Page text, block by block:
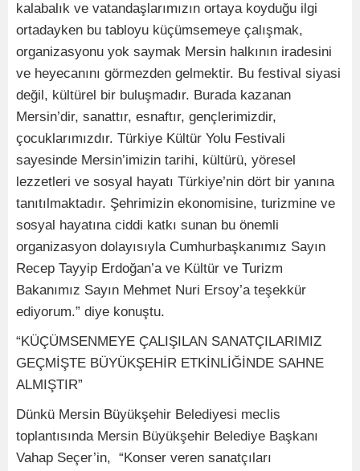
kalabalık ve vatandaşlarımızın ortaya koyduğu ilgi
ortadayken bu tabloyu küçümsemeye çalışmak,
organizasyonu yok saymak Mersin halkının iradesini
ve heyecanını görmezden gelmektir. Bu festival siyasi
değil, kültürel bir buluşmadır. Burada kazanan
Mersin’dir, sanattır, esnaftır, gençlerimizdir,
çocuklarımızdır. Türkiye Kültür Yolu Festivali
sayesinde Mersin’imizin tarihi, kültürü, yöresel
lezzetleri ve sosyal hayatı Türkiye’nin dört bir yanına
tanıtılmaktadır. Şehrimizin ekonomisine, turizmine ve
sosyal hayatına ciddi katkı sunan bu önemli
organizasyon dolayısıyla Cumhurbaşkanımız Sayın
Recep Tayyip Erdoğan’a ve Kültür ve Turizm
Bakanımız Sayın Mehmet Nuri Ersoy’a teşekkür
ediyorum.” diye konuştu.
“KÜÇÜMSENMEYE ÇALIŞILAN SANATÇILARIMIZ
GEÇMİŞTE BÜYÜKŞEHİR ETKİNLİĞİNDE SAHNE
ALMIŞTIR”
Dünkü Mersin Büyükşehir Belediyesi meclis
toplantısında Mersin Büyükşehir Belediye Başkanı
Vahap Seçer’in, “Konser veren sanatçıları